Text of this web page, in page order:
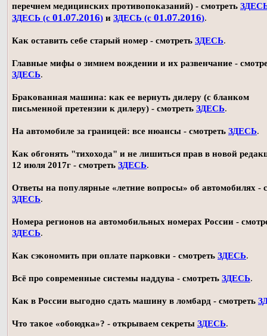
перечнем медицинских противопоказаний) - смотреть
ЗДЕСЬ (с 01.07.2016) и ЗДЕСЬ (с 01.07.2016).
Как оставить себе старый номер - смотреть ЗДЕСЬ.
Главные мифы о зимнем вождении и их развенчание -
ЗДЕСЬ.
Бракованная машина: как ее вернуть дилеру (с бланком
письменной претензии к дилеру) - смотреть ЗДЕСЬ.
На автомобиле за границей: все нюансы - смотреть ЗДЕСЬ.
Как обгонять "тихохода" и не лишиться прав в новой
12 июля 2017г - смотреть ЗДЕСЬ.
Ответы на популярные «летние вопросы» об автомобилях -
ЗДЕСЬ.
Номера регионов на автомобильных номерах России -
ЗДЕСЬ.
Как сэкономить при оплате парковки - смотреть ЗДЕСЬ.
Всё про современные системы наддува - смотреть ЗДЕСЬ.
Как в России выгодно сдать машину в ломбард - смотреть
Что такое «обоюдка»? - открываем секреты ЗДЕСЬ.